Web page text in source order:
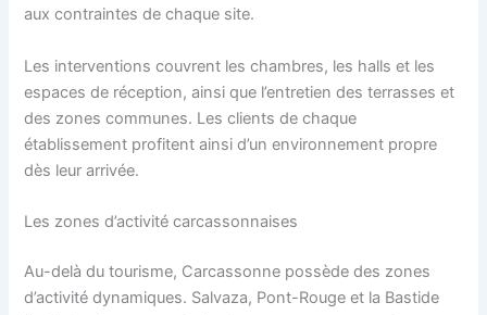
aux contraintes de chaque site.
Les interventions couvrent les chambres, les halls et les
espaces de réception, ainsi que l’entretien des terrasses et
des zones communes. Les clients de chaque
établissement profitent ainsi d’un environnement propre
dès leur arrivée.
Les zones d’activité carcassonnaises
Au-delà du tourisme, Carcassonne possède des zones
d’activité dynamiques. Salvaza, Pont-Rouge et la Bastide